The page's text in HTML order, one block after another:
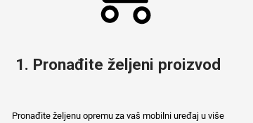
1. Pronađite željeni proizvod
Pronađite željenu opremu za vaš mobilni uređaj u više